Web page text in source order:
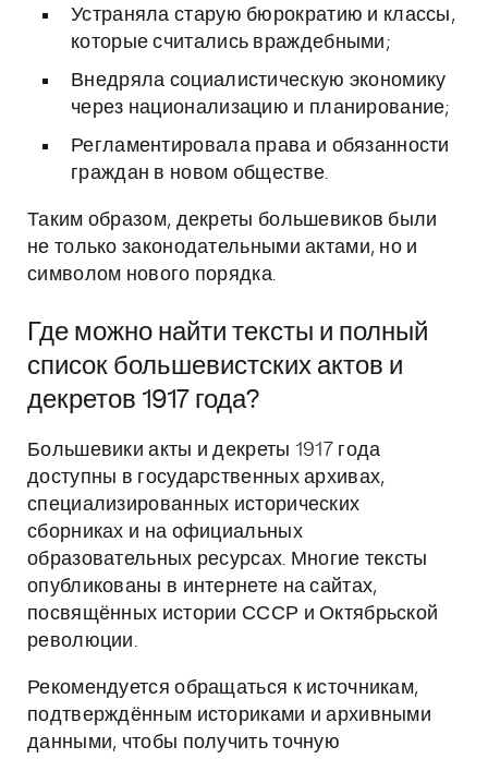
Устраняла старую бюрократию и классы,
которые считались враждебными;
Внедряла социалистическую экономику
через национализацию и планирование;
Регламентировала права и обязанности
граждан в новом обществе.
Таким образом, декреты большевиков были
не только законодательными актами, но и
символом нового порядка.
Где можно найти тексты и полный
список большевистских актов и
декретов 1917 года?
Большевики акты и декреты 1917 года
доступны в государственных архивах,
специализированных исторических
сборниках и на официальных
образовательных ресурсах. Многие тексты
опубликованы в интернете на сайтах,
посвящённых истории СССР и Октябрьской
революции.
Рекомендуется обращаться к источникам,
подтверждённым историками и архивными
данными, чтобы получить точную